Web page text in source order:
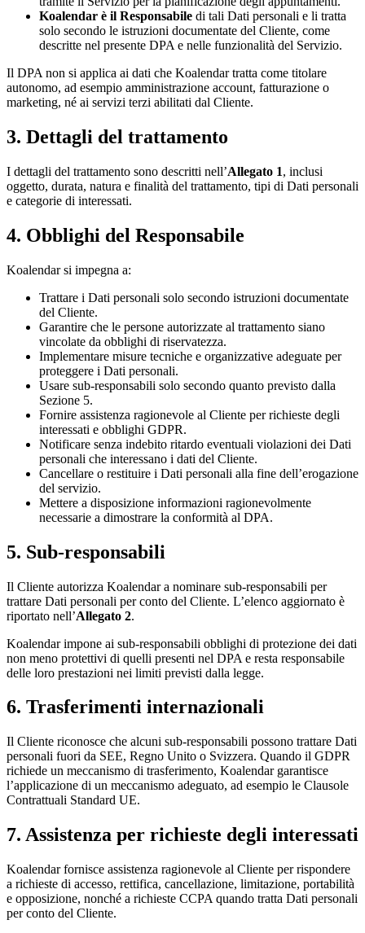
Koalendar è il Responsabile di tali Dati personali e li tratta
solo secondo le istruzioni documentate del Cliente, come
descritte nel presente DPA e nelle funzionalità del Servizio.
Il DPA non si applica ai dati che Koalendar tratta come titolare
autonomo, ad esempio amministrazione account, fatturazione o
marketing, né ai servizi terzi abilitati dal Cliente.
3. Dettagli del trattamento
I dettagli del trattamento sono descritti nell’Allegato 1, inclusi
oggetto, durata, natura e finalità del trattamento, tipi di Dati personali
e categorie di interessati.
4. Obblighi del Responsabile
Koalendar si impegna a:
Trattare i Dati personali solo secondo istruzioni documentate
del Cliente.
Garantire che le persone autorizzate al trattamento siano
vincolate da obblighi di riservatezza.
Implementare misure tecniche e organizzative adeguate per
proteggere i Dati personali.
Usare sub-responsabili solo secondo quanto previsto dalla
Sezione 5.
Fornire assistenza ragionevole al Cliente per richieste degli
interessati e obblighi GDPR.
Notificare senza indebito ritardo eventuali violazioni dei Dati
personali che interessano i dati del Cliente.
Cancellare o restituire i Dati personali alla fine dell’erogazione
del servizio.
Mettere a disposizione informazioni ragionevolmente
necessarie a dimostrare la conformità al DPA.
5. Sub-responsabili
Il Cliente autorizza Koalendar a nominare sub-responsabili per
trattare Dati personali per conto del Cliente. L’elenco aggiornato è
riportato nell’Allegato 2.
Koalendar impone ai sub-responsabili obblighi di protezione dei dati
non meno protettivi di quelli presenti nel DPA e resta responsabile
delle loro prestazioni nei limiti previsti dalla legge.
6. Trasferimenti internazionali
Il Cliente riconosce che alcuni sub-responsabili possono trattare Dati
personali fuori da SEE, Regno Unito o Svizzera. Quando il GDPR
richiede un meccanismo di trasferimento, Koalendar garantisce
l’applicazione di un meccanismo adeguato, ad esempio le Clausole
Contrattuali Standard UE.
7. Assistenza per richieste degli interessati
Koalendar fornisce assistenza ragionevole al Cliente per rispondere
a richieste di accesso, rettifica, cancellazione, limitazione, portabilità
e opposizione, nonché a richieste CCPA quando tratta Dati personali
per conto del Cliente.